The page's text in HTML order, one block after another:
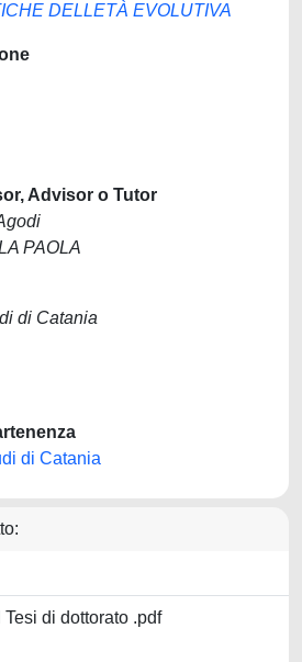
DELLETÀ EVOLUTIVA
Advisor o Tutor
PAOLA
di Catania
di Catania
di dottorato .pdf